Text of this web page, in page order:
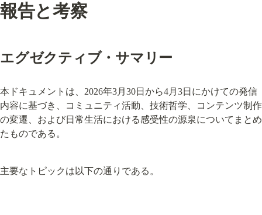
報告と考察
エグゼクティブ・サマリー
本ドキュメントは、2026年3月30日から4月3日にかけての発信
内容に基づき、コミュニティ活動、技術哲学、コンテンツ制作
の変遷、および日常生活における感受性の源泉についてまとめ
たものである。
主要なトピックは以下の通りである。